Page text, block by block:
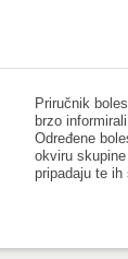
Priručnik
brzo
Određene
okviru
pripadaju te